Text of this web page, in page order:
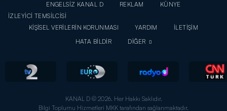
ENGELSİZ KANAL D REKLAM
KÜNYE
İZLEYİCİ TEMSİLCİSİ
KİŞİSEL VERİLERİN KORUNMASI
YARDIM
İLETİŞİM
HATA BİLDİR
DİĞER
KANAL D © 2026. Her Hakkı Saklıdır.
Bilgi Toplumu Hizmetleri MKK tarafından sağlanmaktadır.